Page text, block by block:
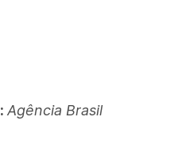
Agência Brasil